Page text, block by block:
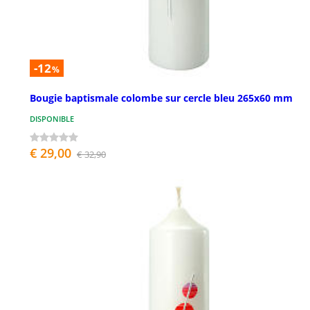
-12%
Bougie baptismale colombe sur cercle bleu 265x60 mm
DISPONIBLE
€ 29,00 € 32,90